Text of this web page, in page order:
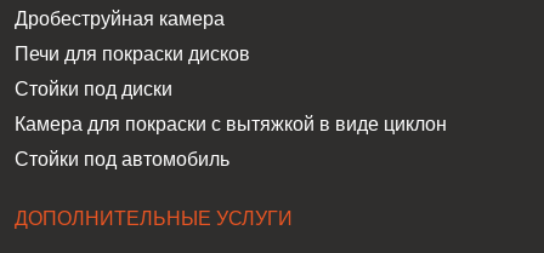
Дробеструйная камера
Печи для покраски дисков
Стойки под диски
Камера для покраски с вытяжкой в виде циклон
Стойки под автомобиль
ДОПОЛНИТЕЛЬНЫЕ УСЛУГИ